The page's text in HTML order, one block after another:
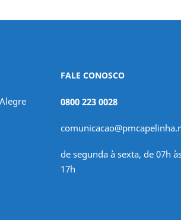
FALE CONOSCO
0800 223 0028
de segunda à sexta, de 07h
17h